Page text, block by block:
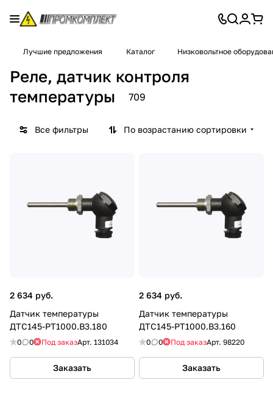
Лучшие предложения Каталог Низковольтное
Реле, датчик контроля
температуры
709
Все фильтры По возрастанию сортировки
2 634 руб.
Датчик температуры
ДТС145-РТ1000.В3.180
0 0 Под заказАрт. 131034
Заказать
2 634 руб.
Датчик температуры
ДТС145-РТ1000.В3.160
0 0 Под заказАрт. 98220
Заказать